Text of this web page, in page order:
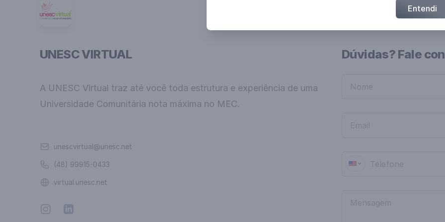
UNESC VIRTUAL
A UNESC Virtual traz até você toda estrutura e experiência de uma
Universidade Comunitária nota máxima no MEC.
Emailunescvirtual@unesc.net
Telefone(48) 99915-0433
Websitevirtual.unesc.net
InstagramLinkedin
Dúvidas? Fale
Entendi